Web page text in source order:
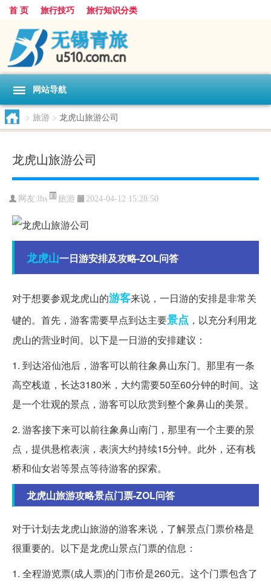
首 页 旅行技巧 旅行知识分类
网站导航
> 旅游 > 龙虎山旅游公司
龙虎山旅游公司
网友: lhs 旅游 2024-04-12 15:28:50
龙虎山一日游安排及攻略-ZOL问答
对于想要参观龙虎山的游客来说，一日游的安排是非常关
键的。首先，游客需要早点到达主要景点 ，以充分利用龙
虎山的营业时间。以下是一日游的安排建议：
1. 到达浴仙池后，游客可以前往象鼻山东门。那里有一条
高空栈道，长达3180米，大约需要50至60分钟的时间。这
是一个壮观的景点，游客可以欣赏到整个象鼻山的美景。
2. 游客接下来可以前往象鼻山南门，那里有一个主要的景
点，提供悬棺表演，表演大约持续15分钟。此外，还有栈
桥和仙女岩等景点等待游客的探索。
龙虎山旅游攻略景点门票-ZOL问答
对于计划去龙虎山旅游的游客来说，了解景点门票价格是
很重要的。以下是龙虎山景点门票的信息：
1. 全程游览票(成人票)的门市价是260元。这个门票包含了